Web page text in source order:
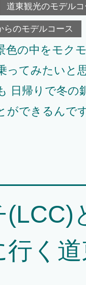
道東観光のモデルコ
らのモデルコース
色の中をモク
ってみたいと
日帰りで冬の
ができるんで
行く